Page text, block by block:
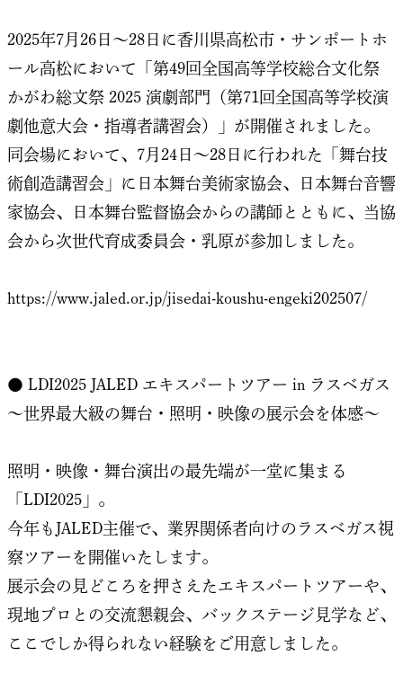
2025年7月26日～28日に香川県高松市・サンポートホ
ール高松において「第49回全国高等学校総合文化祭
かがわ総文祭 2025 演劇部門（第71回全国高等学校演
劇他意大会・指導者講習会）」が開催されました。
同会場において、7月24日～28日に行われた「舞台技
術創造講習会」に日本舞台美術家協会、日本舞台音響
家協会、日本舞台監督協会からの講師とともに、当協
会から次世代育成委員会・乳原が参加しました。
https://www.jaled.or.jp/jisedai-koushu-engeki202507/
● LDI2025 JALED エキスパートツアー in ラスベガス
～世界最大級の舞台・照明・映像の展示会を体感～
照明・映像・舞台演出の最先端が一堂に集まる
「LDI2025」。
今年もJALED主催で、業界関係者向けのラスベガス視
察ツアーを開催いたします。
展示会の見どころを押さえたエキスパートツアーや、
現地プロとの交流懇親会、バックステージ見学など、
ここでしか得られない経験をご用意しました。